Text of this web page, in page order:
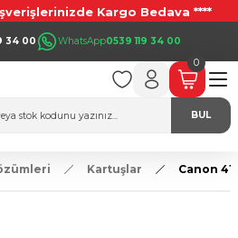
Kargo Bedava ****
34 00 WhatsApp0539 119 34 00
BUL
0
Kartuşlar Canon